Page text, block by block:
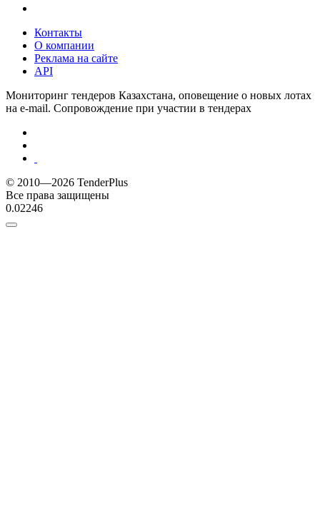
Контакты
О компании
Реклама на сайте
API
Мониторинг тендеров Казахстана, оповещение о новых лотах
на e-mail. Сопровождение при участии в тендерах
© 2010—2026 TenderPlus
Все права защищены
0.02246